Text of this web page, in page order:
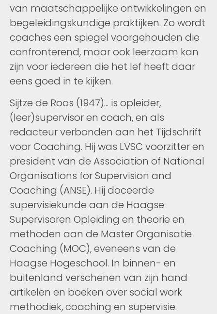
van maatschappelijke ontwikkelingen en
begeleidingskundige praktijken. Zo wordt
coaches een spiegel voorgehouden die
confronterend, maar ook leerzaam kan
zijn voor iedereen die het lef heeft daar
eens goed in te kijken.
Sijtze de Roos (1947)... is opleider,
(leer)supervisor en coach, en als
redacteur verbonden aan het Tijdschrift
voor Coaching. Hij was LVSC voorzitter en
president van de Association of National
Organisations for Supervision and
Coaching (ANSE). Hij doceerde
supervisiekunde aan de Haagse
Supervisoren Opleiding en theorie en
methoden aan de Master Organisatie
Coaching (MOC), eveneens van de
Haagse Hogeschool. In binnen- en
buitenland verschenen van zijn hand
artikelen en boeken over social work
methodiek, coaching en supervisie.